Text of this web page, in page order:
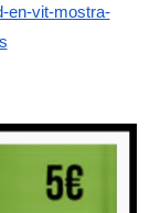
en-vit-mostra-